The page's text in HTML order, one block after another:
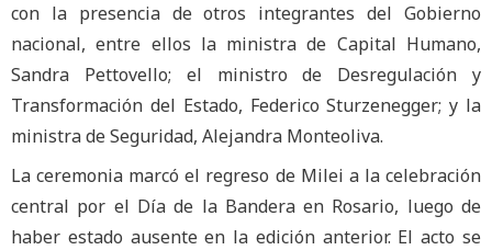
con la presencia de otros integrantes del Gobierno
nacional, entre ellos la ministra de Capital Humano,
Sandra Pettovello; el ministro de Desregulación y
Transformación del Estado, Federico Sturzenegger; y la
ministra de Seguridad, Alejandra Monteoliva.
La ceremonia marcó el regreso de Milei a la celebración
central por el Día de la Bandera en Rosario, luego de
haber estado ausente en la edición anterior. El acto se